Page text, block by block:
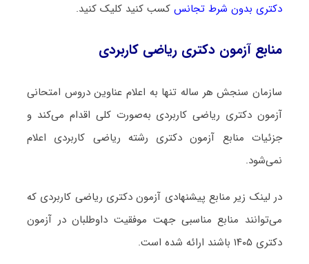
دکتری بدون شرط تجانسکسب کنید کلیک کنید.
منابع آزمون دکتری ریاضی کاربردی
سازمان سنجش هر ساله تنها به اعلام عناوین دروس امتحانی
آزمون دکتری ریاضی کاربردی به‌صورت کلی اقدام می‌کند و
جزئیات منابع آزمون دکتری رشته ریاضی کاربردی اعلام
نمی‌شود.
در لینک زیر منابع پیشنهادی آزمون دکتری ریاضی کاربردی که
می‌توانند منابع مناسبی جهت موفقیت داوطلبان در آزمون
دکتری ۱۴۰۵ باشند ارائه شده است.